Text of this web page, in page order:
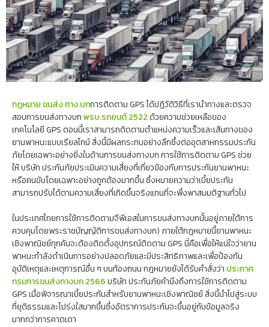
กฎหมาย ขนส่ง ทาง บกการติดตาม GPS ได้ปฏิวัติวิธีที่เรานำทางและตรวจ
สอบการขนส่งทางบกพรบ.รถยนต์ 2522ด้วยความช่วยเหลือของ
เทคโนโลยี GPS ตอนนี้เราสามารถติดตามตำแหน่งความเร็วและเส้นทางของ
ยานพาหนะแบบเรียลไทม์ สิ่งนี้มีผลกระทบอย่างลึกซึ้งต่ออุตสาหกรรมประกัน
ภัยโดยเฉพาะอย่างยิ่งในด้านการขนส่งทางบก การใช้การติดตาม GPS ช่วย
ให้ บริษัท ประกันภัยประเมินความเสี่ยงที่เกี่ยวข้องกับการประกันยานพาหนะ
หรือคนขับโดยเฉพาะอย่างถูกต้องมากขึ้น ซึ่งหมายความว่าเบี้ยประกัน
สามารถปรับได้ตามความเสี่ยงที่เกิดขึ้นจริงแทนที่จะพึ่งพาสมมติฐานทั่วไป
ในประเทศไทยการใช้การติดตามจีพีเอสในการขนส่งทางบกนั้นอยู่ภายใต้การ
ควบคุมโดยพระราชบัญญัติการขนส่งทางบก) ภายใต้กฎหมายนี้ยานพาหนะ
เชิงพาณิชย์ทุกคันจะต้องติดตั้งอุปกรณ์ติดตาม GPS นี่คือเพื่อให้แน่ใจว่ายาน
พาหนะกำลังดำเนินการอย่างปลอดภัยและมีประสิทธิภาพและเพื่อป้องกัน
อุบัติเหตุและเหตุการณ์อื่น ๆ บนท้องถนน กฎหมายยังได้รับคำสั่งว่า ประกาศ
กรมการขนส่งทางบก 2566บริษัท ประกันภัยคำนึงถึงการใช้การติดตาม
GPS เมื่อพิจารณาเบี้ยประกันสำหรับยานพาหนะเชิงพาณิชย์ สิ่งนี้นำไปสู่ระบบ
ที่ยุติธรรมและโปร่งใสมากขึ้นซึ่งอัตราการประกันจะขึ้นอยู่กับข้อมูลจริง
มากกว่าการคาดเดา